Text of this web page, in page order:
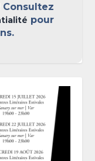
Consultez
pour